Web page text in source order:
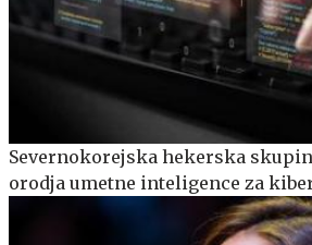
Severnokorejska hekerska
orodja umetne inteligence za